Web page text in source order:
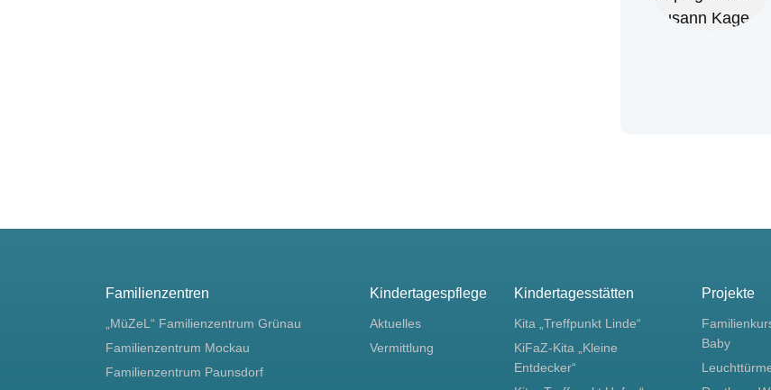
Familienzentren
„MüZeL“ Familienzentrum Grünau
Familienzentrum Mockau
Familienzentrum Paunsdorf
Kindertagespflege
Aktuelles
Vermittlung
Kindertagesstätten
Kita „Treffpunkt Linde“
KiFaZ-Kita „Kleine
Entdecker“
Projekte
Baby